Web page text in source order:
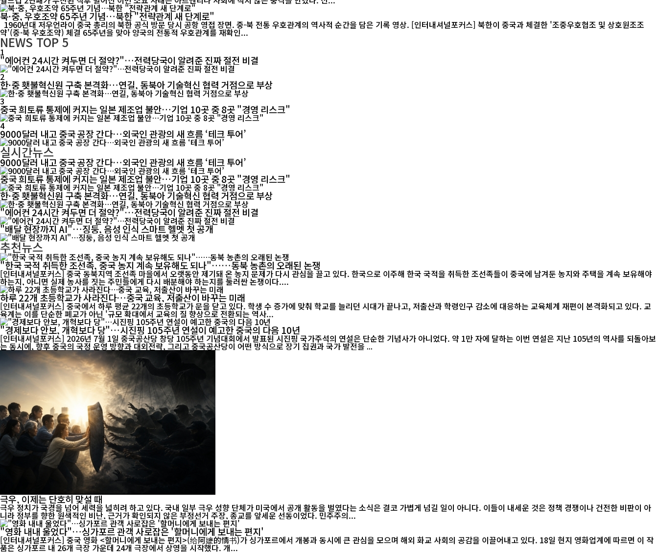
북·중, 우호조약 65주년 기념…북한 "전략관계 새 단계로"
약'(중·북 우호조약) 체결 65주년을 맞아 양국의 전통적 우호관계를 재확인...
NEWSTOP 5
1
"에어컨 24시간 켜두면 더 절약?"…전력당국이 알려준 진짜 절전 비결
2
한·중 횃불혁신원 구축 본격화…연길, 동북아 기술혁신 협력 거점으로 부상
3
중국 희토류 통제에 커지는 일본 제조업 불안…기업 10곳 중 8곳 "경영 리스크"
4
9000달러 내고 중국 공장 간다…외국인 관광의 새 흐름 ‘테크 투어’
실시간뉴스
9000달러 내고 중국 공장 간다…외국인 관광의 새 흐름 ‘테크 투어’
중국 희토류 통제에 커지는 일본 제조업 불안…기업 10곳 중 8곳 "경영 리스크"
한·중 횃불혁신원 구축 본격화…연길, 동북아 기술혁신 협력 거점으로 부상
"에어컨 24시간 켜두면 더 절약?"…전력당국이 알려준 진짜 절전 비결
"배달 현장까지 AI"…징둥, 음성 인식 스마트 헬멧 첫 공개
추천뉴스
"한국 국적 취득한 조선족, 중국 농지 계속 보유해도 되나"……동북 농촌의 오래된 논쟁
[인터내셔널포커스] 중국 동북지역 조선족 마을에서 오랫동안 제기돼 온 농지 문제가 다시 관심을 끌고 있다. 한국으로 이주해 한국 국적을 취득한 조선족들이 중국에 남겨둔 농지와 주택을 계속 보유해야
하는지, 아니면 실제 농사를 짓는 주민들에게 다시 배분해야 하는지를 둘러싼 논쟁이다....
하루 22개 초등학교가 사라진다…중국 교육, 저출산이 바꾸는 미래
[인터내셔널포커스] 중국에서 하루 평균 22개의 초등학교가 문을 닫고 있다. 학생 수 증가에 맞춰 학교를 늘리던 시대가 끝나고, 저출산과 학령인구 감소에 대응하는 교육체계 재편이 본격화되고 있다. 교
육계는 이를 단순한 폐교가 아닌 '규모 확대에서 교육의 질 향상으로 전환되는 역사...
"경제보다 안보, 개혁보다 당"…시진핑 105주년 연설이 예고한 중국의 다음 10년
[인터내셔널포커스] 2026년 7월 1일 중국공산당 창당 105주년 기념대회에서 발표된 시진핑 국가주석의 연설은 단순한 기념사가 아니었다. 약 1만 자에 달하는 이번 연설은 지난 105년의 역사를 되돌아보
는 동시에, 향후 중국의 국정 운영 방향과 대외전략, 그리고 중국공산당이 어떤 방식으로 장기 집권과 국가 발전을 ...
극우, 이제는 단호히 맞설 때
극우 정치가 국경을 넘어 세력을 넓히려 하고 있다. 국내 일부 극우 성향 단체가 미국에서 공개 활동을 벌였다는 소식은 결코 가볍게 넘길 일이 아니다. 이들이 내세운 것은 정책 경쟁이나 건전한 비판이 아
니라 정부를 향한 원색적인 비난, 근거가 확인되지 않은 부정선거 주장, 종교를 앞세운 선동이었다. 민주주의...
"영화 내내 울었다"…싱가포르 관객 사로잡은 '할머니에게 보내는 편지'
[인터내셔널포커스] 중국 영화 <할머니에게 보내는 편지>(给阿嬷的情书)가 싱가포르에서 개봉과 동시에 큰 관심을 모으며 해외 화교 사회의 공감을 이끌어내고 있다. 18일 현지 영화업계에 따르면 이 작
품은 싱가포르 내 26개 극장 가운데 24개 극장에서 상영을 시작했다. 개...